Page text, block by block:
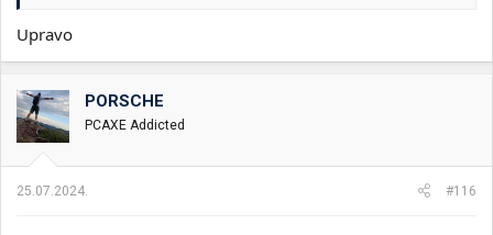
Upravo
PORSCHE
PCAXE Addicted
25.07.2024. #116